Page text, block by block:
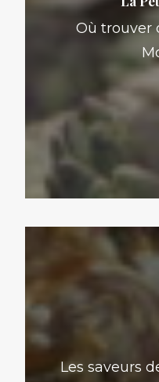
Où trouver
Les saveurs